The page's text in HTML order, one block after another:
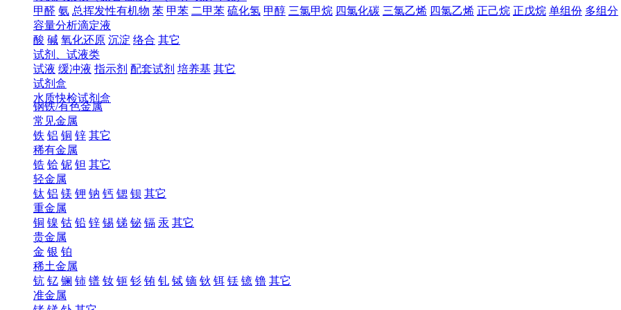
甲醛 氨 总挥发性有机物 苯 甲苯 二甲苯 硫化氢 甲醇 三氯甲烷 四氯化碳 三氯乙烯 四氯乙烯 正己烷 正戊烷 单组份 多组分
容量分析滴定液
酸 碱 氧化还原 沉淀 络合 其它
试剂、试液类
试液 缓冲液 指示剂 配套试剂 培养基 其它
试剂盒
水质快检试剂盒
钢铁/有色金属
常见金属
铁 铝 铜 锌 其它
稀有金属
锆 铪 铌 钽 其它
轻金属
钛 铝 镁 钾 钠 钙 锶 钡 其它
重金属
铜 镍 钴 铅 锌 锡 锑 铋 镉 汞 其它
贵金属
金 银 铂
稀土金属
钪 钇 镧 铈 镨 钕 钷 钐 铕 钆 铽 镝 钬 铒 铥 镱 镥 其它
准金属